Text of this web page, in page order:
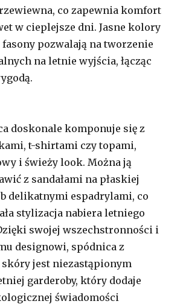
co zapewnia komfort
w cieplejsze dni. Jasne kolory
pozwalają na tworzenie
na letnie wyjścia, łącząc
doskonale komponuje się z
t-shirtami czy topami,
i świeży look. Można ją
z sandałami na płaskiej
delikatnymi espadrylami, co
stylizacja nabiera letniego
swojej wszechstronności i
designowi, spódnica z
jest niezastąpionym
garderoby, który dodaje
świadomości